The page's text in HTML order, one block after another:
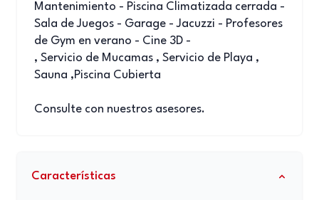
Mantenimiento - Piscina Climatizada cerrada -
Sala de Juegos - Garage - Jacuzzi - Profesores
de Gym en verano - Cine 3D -
, Servicio de Mucamas , Servicio de Playa ,
Sauna ,Piscina Cubierta
Consulte con nuestros asesores.
Características